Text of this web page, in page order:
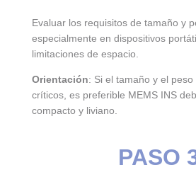
Evaluar los requisitos de tamaño y
especialmente en dispositivos
limitaciones de espacio.
Orientación: Si el tamaño y el
críticos, es preferible MEMS INS
compacto y liviano.
PASO